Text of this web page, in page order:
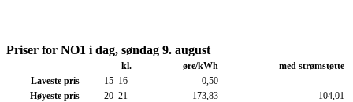
Priser for NO1 i dag, søndag 9. august
kl. øre/kWh
med strøm­støtte
Laveste pris
15–16 0,50
—
Høyeste pris
20–21 173,83
104,01